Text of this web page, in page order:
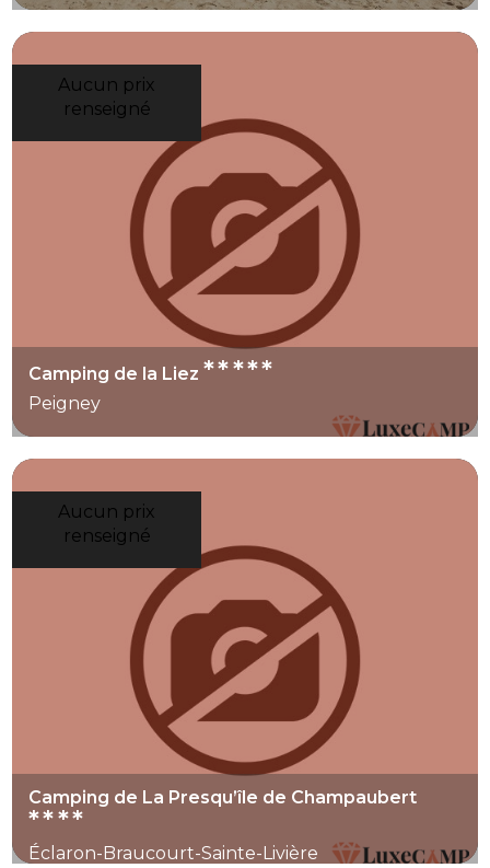
Aucun prix
renseigné
Camping de la Liez*****
Peigney
Aucun prix
renseigné
Camping de La Presqu’île de Champaubert
****
Éclaron-Braucourt-Sainte-Livière